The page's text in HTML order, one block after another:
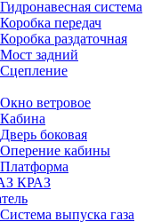
Гидронавесная система
Коробка передач
Коробка раздаточная
Мост задний
Сцепление
Окно ветровое
Кабина
Дверь боковая
Оперение кабины
Платформа
КРАЗ
Система выпуска газа